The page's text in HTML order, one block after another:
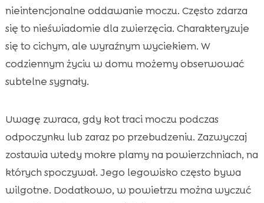
nieintencjonalne oddawanie moczu. Często zdarza
się to nieświadomie dla zwierzęcia. Charakteryzuje
się to cichym, ale wyraźnym wyciekiem. W
codziennym życiu w domu możemy obserwować
subtelne sygnały.
Uwagę zwraca, gdy kot traci moczu podczas
odpoczynku lub zaraz po przebudzeniu. Zazwyczaj
zostawia wtedy mokre plamy na powierzchniach, na
których spoczywał. Jego legowisko często bywa
wilgotne. Dodatkowo, w powietrzu można wyczuć